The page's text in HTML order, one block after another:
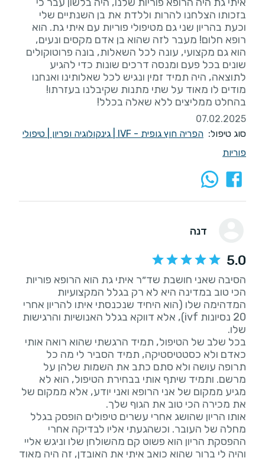
בזכותו הצלחנו להרות וללדת את בן השנתיים שלי
וכעת בהריון שני גם מטיפולי פוריות עם איתי גת. הוא
רופא חלום! מעבר לזה שהוא בן אדם מקסים ונעים,
הוא גם מקצועי, עונה לכל השאלות, בונה פרוטוקולים
שונים בכל פעם ומנסה דרכים שונות כדי להגיע
לתוצאה, היה תמיד זמין ונגיש לכל שאלותינו ואנחנו
מודים לו מאוד על שתי מתנות שקיבלנו בעזרתו!
בהחלט ממליצים ללא שאלה בכלל!
07.02.2025
סוג טיפול: הפריה חוץ גופית - IVF גינקולוגיה ופריון
טיפולי
פוריות
דנה
5.0
הסיבה שאני חושבת שד״ר איתי גת הוא הרופא פוריות
הכי טוב במדינה היא לא רק בגלל המקצועיות
המדהימה שלו (הוא היחיד שנכנסתי איתו להריון אחרי
20 נסיונות ivf), אלא דווקא בגלל האנושיות והרגישות
בכל שלב של הטיפול, תמיד הרגשתי שהוא רואה אותי
כאדם ולא כסטטיסטיקה, תמיד הסביר לי מה כל
תרופה עושה ולא סתם כתב את השמות שלהן על
מרשם. ותמיד שיתף אותי בבחירת הטיפול, הוא לא
מגיע ממקום של אני הרופא ואני יודע, אלא ממקום של
אותו הריון שהושג אחרי עשרים טיפולים הופסק בגלל
מחלה של העובר. וכשהגעתי אליו לבדיקה אחרי
ההפסקת הריון הוא פשוט קם מהשולחן שלו וניגש אליי
והיה לי ברור שהוא כואב איתי את האובדן, זה היה מאוד